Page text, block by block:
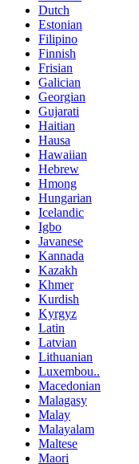
Dutch
Estonian
Filipino
Finnish
Frisian
Galician
Georgian
Gujarati
Haitian
Hausa
Hawaiian
Hebrew
Hmong
Hungarian
Icelandic
Igbo
Javanese
Kannada
Kazakh
Khmer
Kurdish
Kyrgyz
Latin
Latvian
Lithuanian
Luxembou..
Macedonian
Malagasy
Malay
Malayalam
Maltese
Maori